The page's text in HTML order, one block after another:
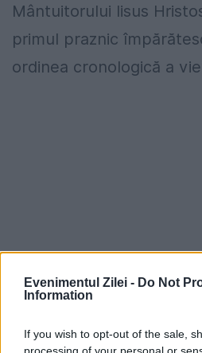
Evenimentul Zilei - Do Not
Information
If you wish to opt-out of the sale,
Mântuitorului Iisus
primul praznic
ordinea cronologică a